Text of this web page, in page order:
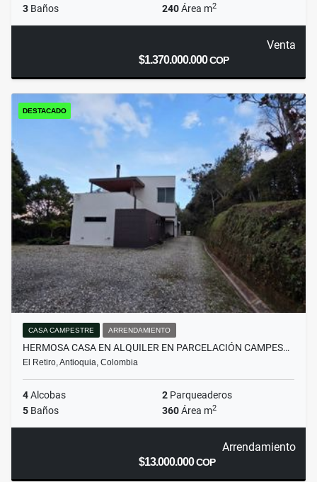
3 Baños 240Área m2
Venta
$1.370.000.000COP
DESTACADO
CASA CAMPESTRE ARRENDAMIENTO
HERMOSA CASA EN ALQUILER EN PARCELACIÓN CAMPES…
El Retiro, Antioquia, Colombia
4Alcobas 2 Parqueaderos
5 Baños 360Área m2
Arrendamiento
$13.000.000COP